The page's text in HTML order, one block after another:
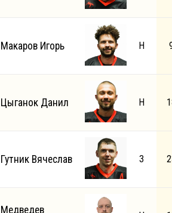
Макаров Игорь Н
Цыганок Данил Н
Гутник Вячеслав З
Медведев